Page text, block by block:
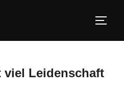
viel Leidenschaft